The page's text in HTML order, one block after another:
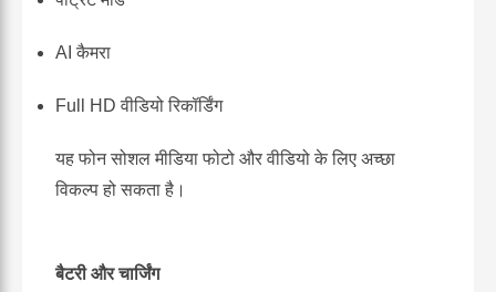
AI कैमरा
Full HD वीडियो रिकॉर्डिंग
यह फोन सोशल मीडिया फोटो और वीडियो के लिए अच्छा
विकल्प हो सकता है।
बैटरी और चार्जिंग